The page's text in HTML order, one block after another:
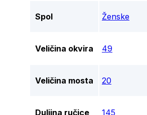
Spol Ženske
Veličina okvira 49
Veličina mosta 20
Duljina ručice 145